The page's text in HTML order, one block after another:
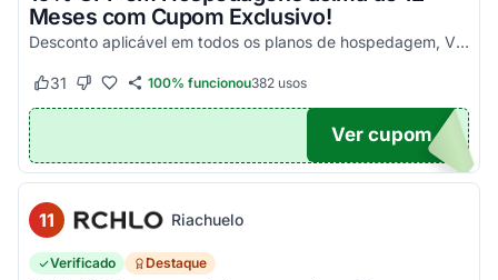
Meses com Cupom Exclusivo!
Desconto aplicável em todos os planos de hospedagem, VPS e Cloud, maiores que 12 meses. Aproveite!
Este cupom funcionou
31 Este cupom não funcionou
100% funcionou382usos
UPOM
Ver cupom
11 Riachuelo
Verificado Destaque